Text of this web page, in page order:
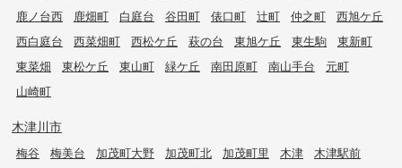
鹿ノ台西
鹿畑町 白庭台 谷田町 俵口町 辻町 仲之町
西旭ケ丘
西白庭台
西菜畑町 西松ケ丘 萩の台 東旭ケ丘 東生駒
東新町
東菜畑
東松ケ丘 東山町 緑ケ丘 南田原町 南山手台
元町
山崎町
木津川市
梅谷 梅美台 加茂町大野 加茂町北 加茂町里 木津
木津駅前